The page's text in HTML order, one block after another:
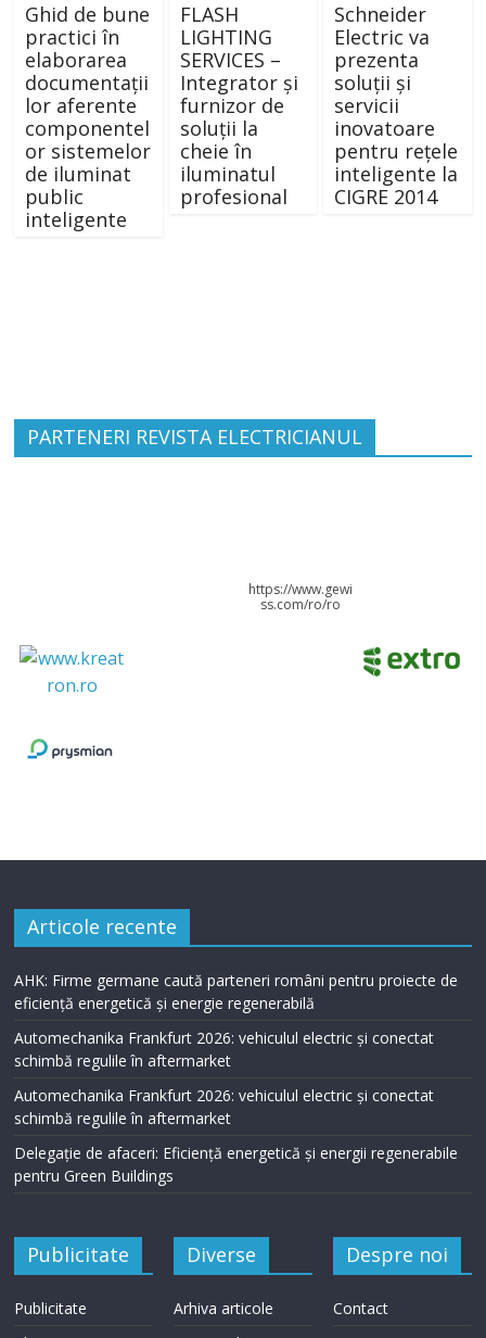
Ghid de bune
practici în
elaborarea
documentații
lor aferente
componentel
or sistemelor
de iluminat
public
inteligente
FLASH
LIGHTING
SERVICES –
Integrator și
furnizor de
soluții la
cheie în
iluminatul
profesional
Schneider
Electric va
prezenta
soluții și
servicii
inovatoare
pentru rețele
inteligente la
CIGRE 2014
PARTENERI REVISTA ELECTRICIANUL
https://www.gewi
ss.com/ro/ro
Articole recente
AHK: Firme germane caută parteneri români pentru proiecte de
eficiență energetică și energie regenerabilă
Automechanika Frankfurt 2026: vehiculul electric și conectat
schimbă regulile în aftermarket
Automechanika Frankfurt 2026: vehiculul electric și conectat
schimbă regulile în aftermarket
Delegație de afaceri: Eficiență energetică și energii regenerabile
pentru Green Buildings
Publicitate
Publicitate
Diverse
Arhiva articole
Despre noi
Contact